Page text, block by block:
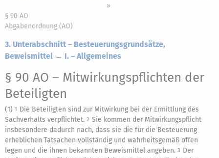
»
§ 90 AO
Abgabenordnung (AO)
3. Unterabschnitt – Besteuerungsgrundsätze,
Beweismittel → I. – Allgemeines
§ 90 AO – Mitwirkungspflichten der
Beteiligten
(1) 1 Die Beteiligten sind zur Mitwirkung bei der Ermittlung des
Sachverhalts verpflichtet. 2 Sie kommen der Mitwirkungspflicht
insbesondere dadurch nach, dass sie die für die Besteuerung
erheblichen Tatsachen vollständig und wahrheitsgemäß offen
legen und die ihnen bekannten Beweismittel angeben. 3 Der